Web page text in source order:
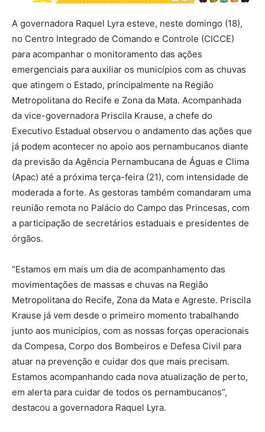
A governadora Raquel Lyra esteve, neste domingo (18),
no Centro Integrado de Comando e Controle (CICCE)
para acompanhar o monitoramento das ações
emergenciais para auxiliar os municípios com as chuvas
que atingem o Estado, principalmente na Região
Metropolitana do Recife e Zona da Mata. Acompanhada
da vice-governadora Priscila Krause, a chefe do
Executivo Estadual observou o andamento das ações que
já podem acontecer no apoio aos pernambucanos diante
da previsão da Agência Pernambucana de Águas e Clima
(Apac) até a próxima terça-feira (21), com intensidade de
moderada a forte. As gestoras também comandaram uma
reunião remota no Palácio do Campo das Princesas, com
a participação de secretários estaduais e presidentes de
órgãos.
“Estamos em mais um dia de acompanhamento das
movimentações de massas e chuvas na Região
Metropolitana do Recife, Zona da Mata e Agreste. Priscila
Krause já vem desde o primeiro momento trabalhando
junto aos municípios, com as nossas forças operacionais
da Compesa, Corpo dos Bombeiros e Defesa Civil para
atuar na prevenção e cuidar dos que mais precisam.
Estamos acompanhando cada nova atualização de perto,
em alerta para cuidar de todos os pernambucanos”,
destacou a governadora Raquel Lyra.